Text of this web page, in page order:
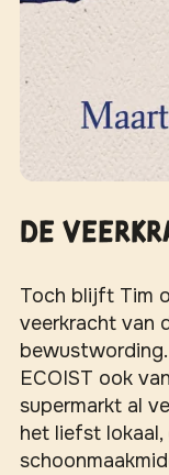
De
Toch blijft Tim
veerkracht van
ECOIST ook
supermarkt al
het liefst